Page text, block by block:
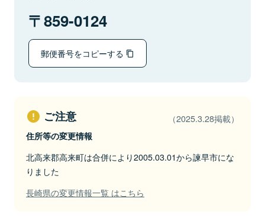
859-0124
郵便番号をコピーする
ご注意 （2025.3.28掲載）
住所等の変更情報
北高来郡高来町は合併により2005.03.01から諫早市にな
りました
長崎県の変更情報一覧 はこちら